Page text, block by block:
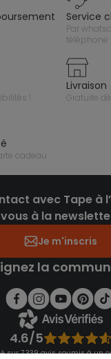
service
par whatsapp, e-mail ou
téléphone
!
livraison
gratuite
cadeau
avec Tape à
vous à la
Je m'inscris
la
4.6/5
sur 7 339 avis soumis à un